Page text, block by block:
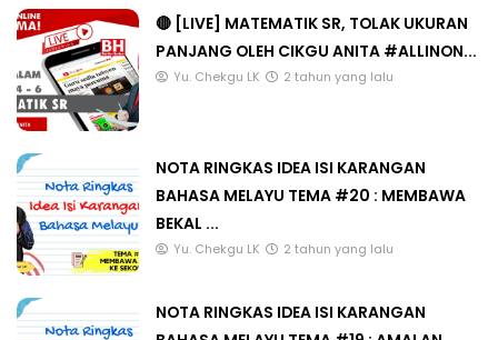
🔴 [LIVE] MATEMATIK SR, TOLAK UKURAN
PANJANG OLEH CIKGU ANITA #ALLINON...
Yu. Chekgu LK 2 tahun yang lalu
NOTA RINGKAS IDEA ISI KARANGAN
BAHASA MELAYU TEMA #20 : MEMBAWA
BEKAL ...
Yu. Chekgu LK 2 tahun yang lalu
NOTA RINGKAS IDEA ISI KARANGAN